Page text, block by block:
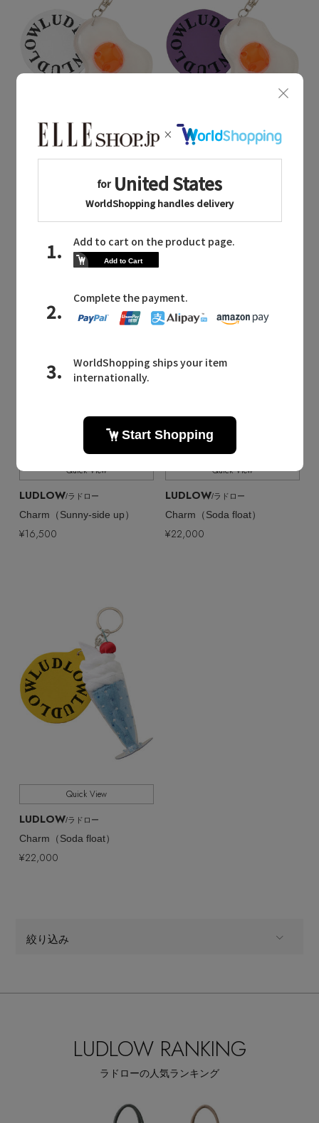
Quick View
Charm（Sunny-side up）
Quick View
Charm（Sunny-side up）
¥16,500
Quick View
LUDLOW/ラドロー
Charm（Sunny-side up）
¥16,500
Quick View
LUDLOW/ラドロー
Charm（Soda float）
¥22,000
Quick View
LUDLOW/ラドロー
Charm（Soda float）
¥22,000
絞り込み
全てのカラー
LUDLOW RANKING
ラドローの人気ランキング